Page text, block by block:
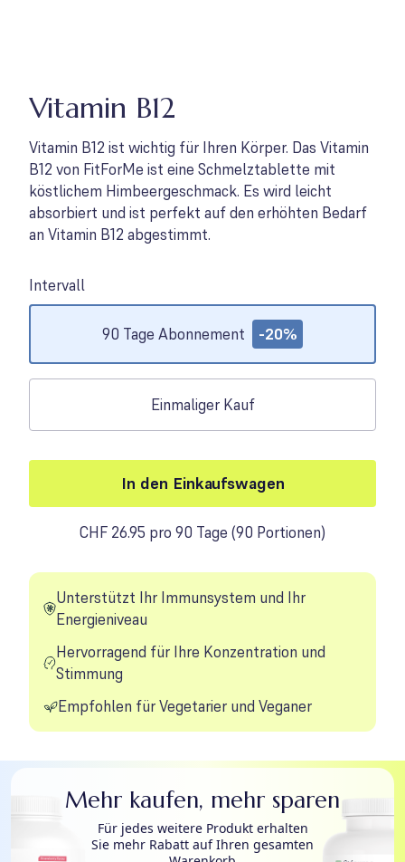
Vitamin B12
Vitamin B12 ist wichtig für Ihren Körper. Das Vitamin
B12 von FitForMe ist eine Schmelztablette mit
köstlichem Himbeergeschmack. Es wird leicht
absorbiert und ist perfekt auf den erhöhten Bedarf
an Vitamin B12 abgestimmt.
Intervall
Options
90 Tage Abonnement -20%
Einmaliger Kauf
In den Einkaufswagen
CHF 26.95 pro 90 Tage (90 Portionen)
Unterstützt Ihr Immunsystem und Ihr
Energieniveau
Hervorragend für Ihre Konzentration und
Stimmung
Empfohlen für Vegetarier und Veganer
Mehr kaufen, mehr sparen
Für jedes weitere Produkt erhalten
Sie mehr Rabatt auf Ihren gesamten